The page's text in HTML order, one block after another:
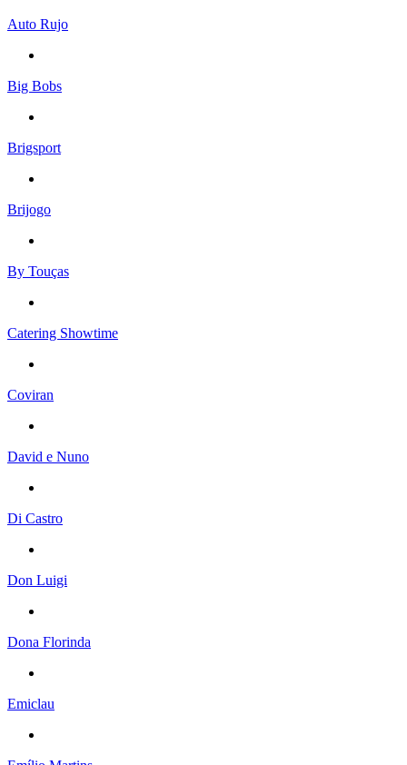
Auto Rujo
Big Bobs
Brigsport
Brijogo
By Touças
Catering Showtime
Coviran
David e Nuno
Di Castro
Don Luigi
Dona Florinda
Emiclau